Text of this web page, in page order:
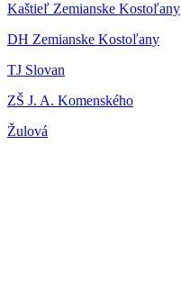
Kaštieľ Zemianske Kostoľany
DH Zemianske Kostoľany
TJ Slovan
ZŠ J. A. Komenského
Žulová